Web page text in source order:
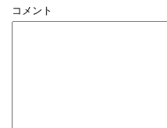
コメント